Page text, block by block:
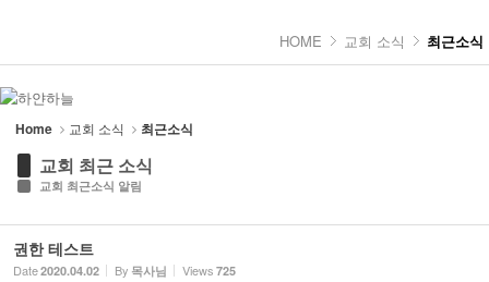
04-04
1
03-31
레이아웃 작업
HOME 교회 소식 최근소식
Home 교회 소식 최근소식
교회 최근 소식
교회 최근소식 알림
권한 테스트
Date2020.04.02 By 목사님 Views 725
- 은혜와 찬양
- ™삶-에세이
커뮤니티